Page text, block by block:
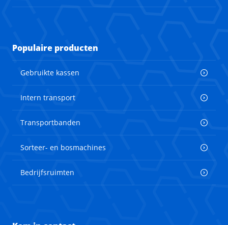
Populaire producten
Gebruikte kassen
Intern transport
Transportbanden
Sorteer- en bosmachines
Bedrijfsruimten